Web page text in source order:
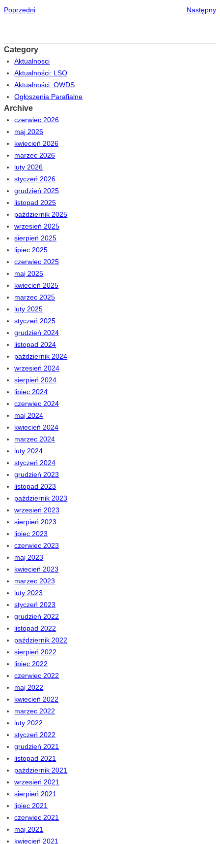
Poprzedni Następny
Category
Aktualnosci
Aktualności: LSO
Aktualności: OWDS
Ogłoszenia Parafialne
Archive
czerwiec 2026
maj 2026
kwiecień 2026
marzec 2026
luty 2026
styczeń 2026
grudzień 2025
listopad 2025
październik 2025
wrzesień 2025
sierpień 2025
lipiec 2025
czerwiec 2025
maj 2025
kwiecień 2025
marzec 2025
luty 2025
styczeń 2025
grudzień 2024
listopad 2024
październik 2024
wrzesień 2024
sierpień 2024
lipiec 2024
czerwiec 2024
maj 2024
kwiecień 2024
marzec 2024
luty 2024
styczeń 2024
grudzień 2023
listopad 2023
październik 2023
wrzesień 2023
sierpień 2023
lipiec 2023
czerwiec 2023
maj 2023
kwiecień 2023
marzec 2023
luty 2023
styczeń 2023
grudzień 2022
listopad 2022
październik 2022
sierpień 2022
lipiec 2022
czerwiec 2022
maj 2022
kwiecień 2022
marzec 2022
luty 2022
styczeń 2022
grudzień 2021
listopad 2021
październik 2021
wrzesień 2021
sierpień 2021
lipiec 2021
czerwiec 2021
maj 2021
kwiecień 2021